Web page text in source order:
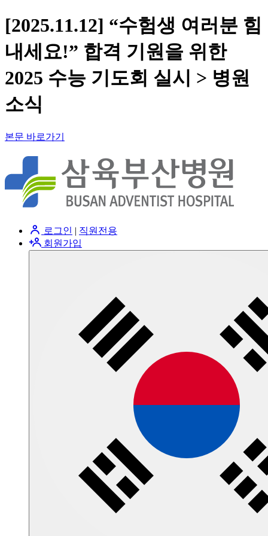
[2025.11.12] “수험생 여러분 힘
내세요!” 합격 기원을 위한
2025 수능 기도회 실시 > 병원
소식
본문 바로가기
로그인 | 직원전용
회원가입